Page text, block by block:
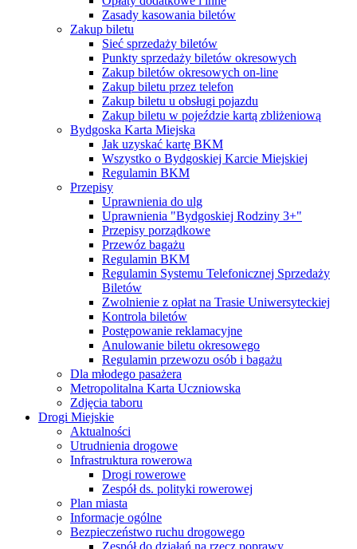
Zasady kasowania biletów
Zakup biletu
Sieć sprzedaży biletów
Punkty sprzedaży biletów okresowych
Zakup biletów okresowych on-line
Zakup biletu przez telefon
Zakup biletu u obsługi pojazdu
Zakup biletu w pojeździe kartą zbliżeniową
Bydgoska Karta Miejska
Jak uzyskać kartę BKM
Wszystko o Bydgoskiej Karcie Miejskiej
Regulamin BKM
Przepisy
Uprawnienia do ulg
Uprawnienia "Bydgoskiej Rodziny 3+"
Przepisy porządkowe
Przewóz bagażu
Regulamin BKM
Regulamin Systemu Telefonicznej Sprzedaży
Biletów
Zwolnienie z opłat na Trasie Uniwersyteckiej
Kontrola biletów
Postępowanie reklamacyjne
Anulowanie biletu okresowego
Regulamin przewozu osób i bagażu
Dla młodego pasażera
Metropolitalna Karta Uczniowska
Zdjęcia taboru
Drogi Miejskie
Aktualności
Utrudnienia drogowe
Infrastruktura rowerowa
Drogi rowerowe
Zespół ds. polityki rowerowej
Plan miasta
Informacje ogólne
Bezpieczeństwo ruchu drogowego
Zespół do działań na rzecz poprawy